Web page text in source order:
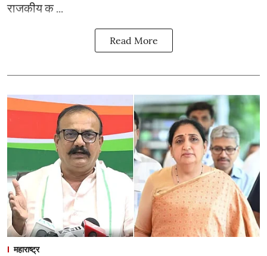
राजकीय क ...
Read More
महाराष्ट्र